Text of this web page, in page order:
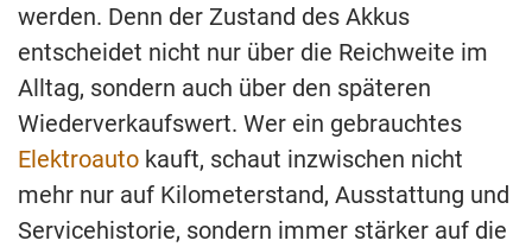
werden. Denn der Zustand des Akkus
entscheidet nicht nur über die Reichweite im
Alltag, sondern auch über den späteren
Wiederverkaufswert. Wer ein gebrauchtes
Elektroauto kauft, schaut inzwischen nicht
mehr nur auf Kilometerstand, Ausstattung und
Servicehistorie, sondern immer stärker auf die